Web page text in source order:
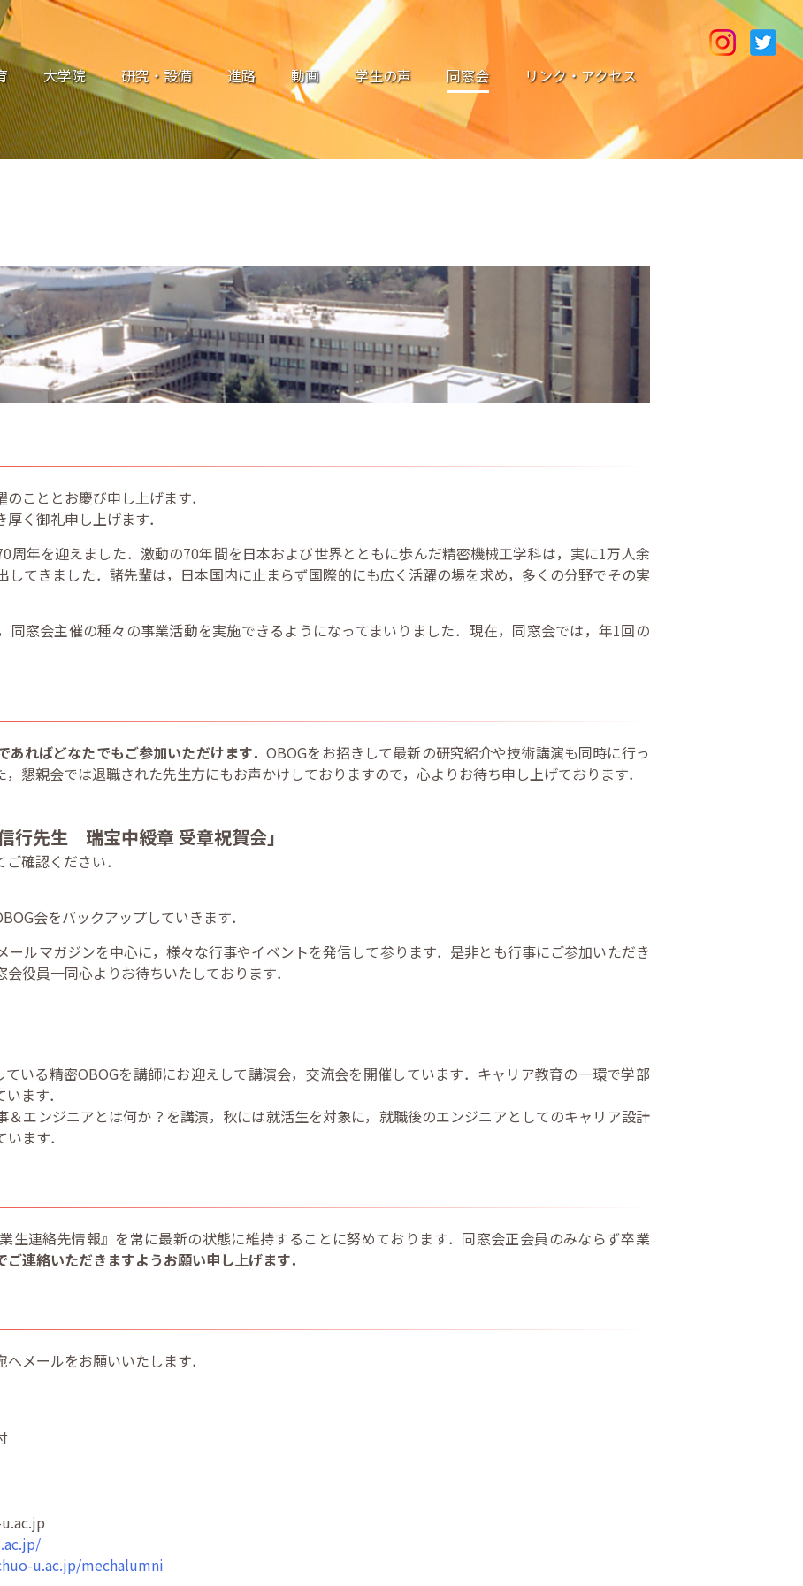
大学院 研究・設備 進路 動画 学生の声 同窓会 リンク・アクセス
こととお慶び申し上げます．
く御礼申し上げます．
周年を迎えました．激動の70年間を日本および世界とともに歩んだ精密機械工学科は，実に1万人余
してきました．諸先輩は，日本国内に止まらず国際的にも広く活躍の場を求め，多くの分野でその実
同窓会主催の種々の事業活動を実施できるようになってまいりました．現在，同窓会では，年1回の
あればどなたでもご参加いただけます．OBOGをお招きして最新の研究紹介や技術講演も同時に行っ
懇親会では退職された先生方にもお声かけしておりますので，心よりお待ち申し上げております．
行先生 瑞宝中綬章 受章祝賀会」
確認ください．
会をバックアップしていきます．
ルマガジンを中心に，様々な行事やイベントを発信して参ります．是非とも行事にご参加いただき
役員一同心よりお待ちいたしております．
いる精密OBOGを講師にお迎えして講演会，交流会を開催しています．キャリア教育の一環で学部
ます．
＆エンジニアとは何か？を講演，秋には就活生を対象に，就職後のエンジニアとしてのキャリア設計
ます．
生連絡先情報』を常に最新の状態に維持することに努めております．同窓会正会員のみならず卒業
連絡いただきますようお願い申し上げます．
メールをお願いいたします．
u.ac.jp/mechalumni